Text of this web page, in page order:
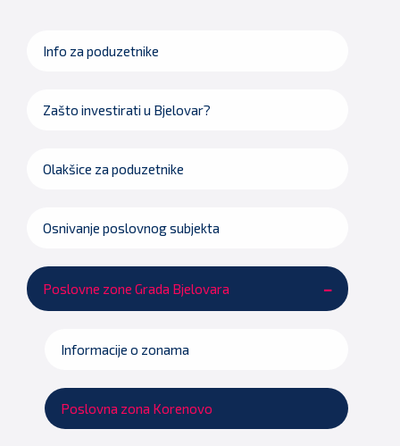
Info za poduzetnike
Zašto investirati u Bjelovar?
Olakšice za poduzetnike
Osnivanje poslovnog subjekta
Poslovne zone Grada Bjelovara
Informacije o zonama
Poslovna zona Korenovo